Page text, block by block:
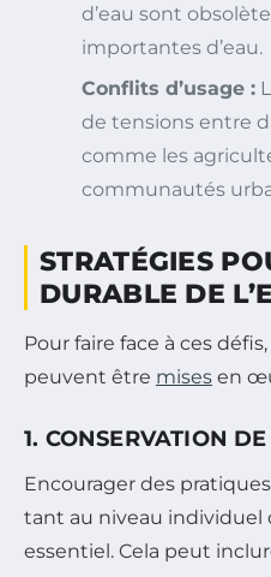
d’eau sont
importantes d’eau.
Conflits d’usage :
de tensions entre
comme les
communautés
STRATÉGIES
DURABLE DE
Pour faire face à ces
peuvent être mises en
1. CONSERVATION DE
Encourager des
tant au niveau individuel
essentiel. Cela peut